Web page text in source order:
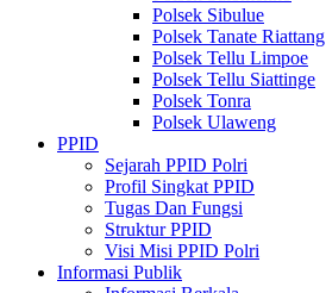
Polsek Sibulue
Polsek Tanate Riattang
Polsek Tellu Limpoe
Polsek Tellu Siattinge
Polsek Tonra
Polsek Ulaweng
PPID
Sejarah PPID Polri
Profil Singkat PPID
Tugas Dan Fungsi
Struktur PPID
Visi Misi PPID Polri
Informasi Publik